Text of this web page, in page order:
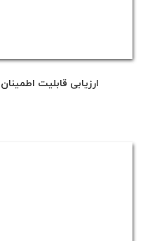
ارزیابی قابلیت